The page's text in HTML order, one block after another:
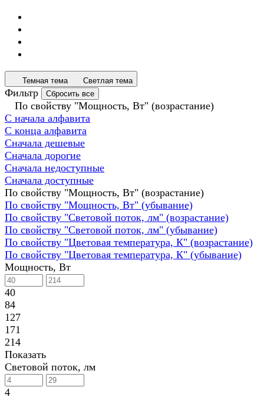
Темная тема Светлая тема
Фильтр Сбросить все
По свойству "Мощность, Вт" (возрастание)
С начала алфавита
С конца алфавита
Сначала дешевые
Сначала дорогие
Сначала недоступные
Сначала доступные
По свойству "Мощность, Вт" (возрастание)
По свойству "Мощность, Вт" (убывание)
По свойству "Световой поток, лм" (возрастание)
По свойству "Световой поток, лм" (убывание)
По свойству "Цветовая температура, К" (возрастание)
По свойству "Цветовая температура, К" (убывание)
Мощность, Вт
40
84
127
171
214
Показать
Световой поток, лм
4